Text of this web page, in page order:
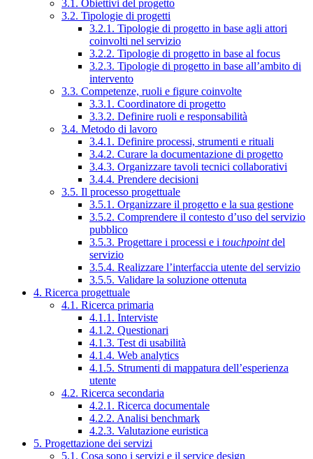
3.1. Obiettivi del progetto
3.2. Tipologie di progetti
3.2.1. Tipologie di progetto in base agli attori
coinvolti nel servizio
3.2.2. Tipologie di progetto in base al focus
3.2.3. Tipologie di progetto in base all’ambito di
intervento
3.3. Competenze, ruoli e figure coinvolte
3.3.1. Coordinatore di progetto
3.3.2. Definire ruoli e responsabilità
3.4. Metodo di lavoro
3.4.1. Definire processi, strumenti e rituali
3.4.2. Curare la documentazione di progetto
3.4.3. Organizzare tavoli tecnici collaborativi
3.4.4. Prendere decisioni
3.5. Il processo progettuale
3.5.1. Organizzare il progetto e la sua gestione
3.5.2. Comprendere il contesto d’uso del servizio
pubblico
3.5.3. Progettare i processi e i touchpointdel
servizio
3.5.4. Realizzare l’interfaccia utente del servizio
3.5.5. Validare la soluzione ottenuta
4. Ricerca progettuale
4.1. Ricerca primaria
4.1.1. Interviste
4.1.2. Questionari
4.1.3. Test di usabilità
4.1.4. Web analytics
4.1.5. Strumenti di mappatura dell’esperienza
utente
4.2. Ricerca secondaria
4.2.1. Ricerca documentale
4.2.2. Analisi benchmark
4.2.3. Valutazione euristica
5. Progettazione dei servizi
5.1. Cosa sono i servizi e il service design